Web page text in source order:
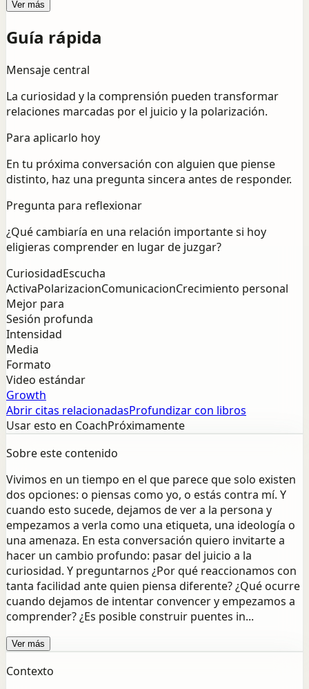
Ver más
Guía rápida
Mensaje central
La curiosidad y la comprensión pueden transformar
relaciones marcadas por el juicio y la polarización.
Para aplicarlo hoy
En tu próxima conversación con alguien que piense
distinto, haz una pregunta sincera antes de responder.
Pregunta para reflexionar
¿Qué cambiaría en una relación importante si hoy
eligieras comprender en lugar de juzgar?
CuriosidadEscucha
ActivaPolarizacionComunicacionCrecimiento personal
Mejor para
Sesión profunda
Intensidad
Media
Formato
Video estándar
Growth
Abrir citas relacionadasProfundizar con libros
Usar esto en CoachPróximamente
Sobre este contenido
Vivimos en un tiempo en el que parece que solo existen
dos opciones: o piensas como yo, o estás contra mí. Y
cuando esto sucede, dejamos de ver a la persona y
empezamos a verla como una etiqueta, una ideología o
una amenaza. En esta conversación quiero invitarte a
hacer un cambio profundo: pasar del juicio a la
curiosidad. Y preguntarnos ¿Por qué reaccionamos con
tanta facilidad ante quien piensa diferente? ¿Qué ocurre
cuando dejamos de intentar convencer y empezamos a
comprender? ¿Es posible construir puentes in...
Ver más
Contexto